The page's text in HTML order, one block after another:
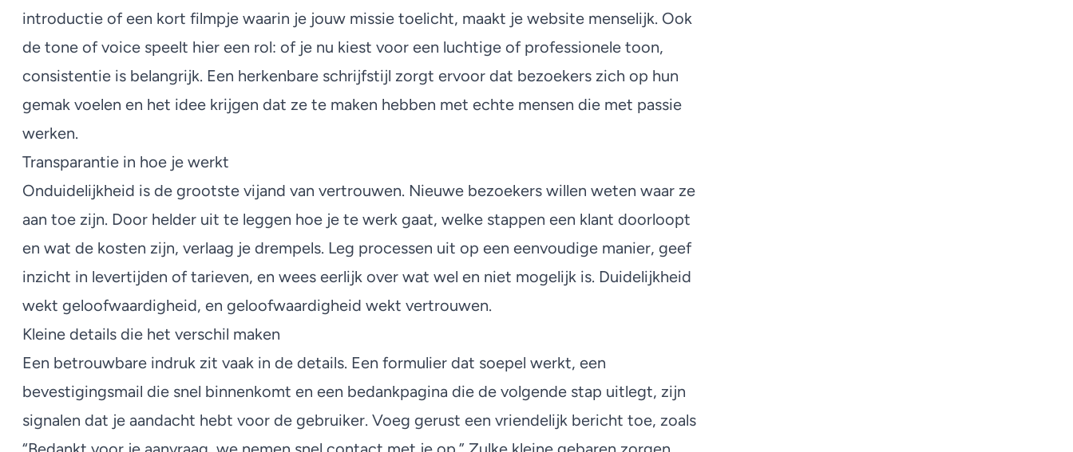
introductie of een kort filmpje waarin je jouw missie toelicht, maakt je website menselijk. Ook
de tone of voice speelt hier een rol: of je nu kiest voor een luchtige of professionele toon,
consistentie is belangrijk. Een herkenbare schrijfstijl zorgt ervoor dat bezoekers zich op hun
gemak voelen en het idee krijgen dat ze te maken hebben met echte mensen die met passie
werken.
Transparantie in hoe je werkt
Onduidelijkheid is de grootste vijand van vertrouwen. Nieuwe bezoekers willen weten waar ze
aan toe zijn. Door helder uit te leggen hoe je te werk gaat, welke stappen een klant doorloopt
en wat de kosten zijn, verlaag je drempels. Leg processen uit op een eenvoudige manier, geef
inzicht in levertijden of tarieven, en wees eerlijk over wat wel en niet mogelijk is. Duidelijkheid
wekt geloofwaardigheid, en geloofwaardigheid wekt vertrouwen.
Kleine details die het verschil maken
Een betrouwbare indruk zit vaak in de details. Een formulier dat soepel werkt, een
bevestigingsmail die snel binnenkomt en een bedankpagina die de volgende stap uitlegt, zijn
signalen dat je aandacht hebt voor de gebruiker. Voeg gerust een vriendelijk bericht toe, zoals